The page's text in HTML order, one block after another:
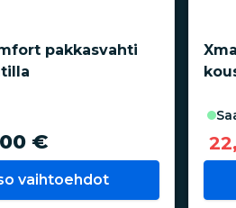
pakkasvahti
€
vaihtoehdot